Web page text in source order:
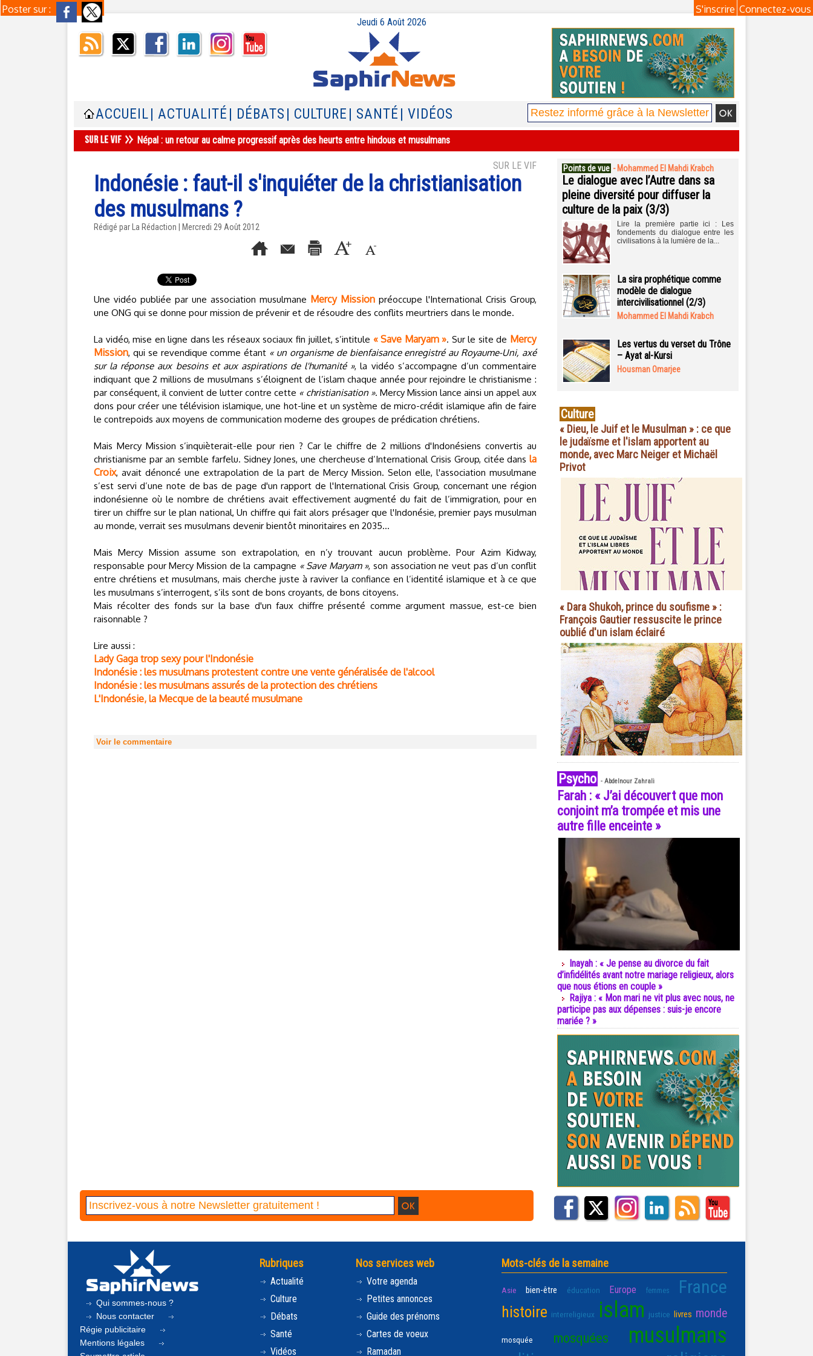
Poster sur : Connectez-vous
S'inscrire
Jeudi 6 Août 2026
ACCUEIL | ACTUALITÉ | DÉBATS | CULTURE | SANTÉ | VIDÉOS
Népal : un retour au calme progressif après des heurts entre hindous et musulmans
SUR LE VIF
Indonésie : faut-il s'inquiéter de la christianisation
des musulmans ?
Rédigé par La Rédaction | Mercredi 29 Août 2012
Une vidéo publiée par une association musulmane Mercy Mission préoccupe l'International Crisis Group,
une ONG qui se donne pour mission de prévenir et de résoudre des conflits meurtriers dans le monde.
La vidéo, mise en ligne dans les réseaux sociaux fin juillet, s’intitule « Save Maryam ». Sur le site de Mercy
Mission, qui se revendique comme étant « un organisme de bienfaisance enregistré au Royaume-Uni, axé
sur la réponse aux besoins et aux aspirations de l'humanité », la vidéo s’accompagne d’un commentaire
indiquant que 2 millions de musulmans s’éloignent de l’islam chaque année pour rejoindre le christianisme :
par conséquent, il convient de lutter contre cette « christianisation ». Mercy Mission lance ainsi un appel aux
dons pour créer une télévision islamique, une hot-line et un système de micro-crédit islamique afin de faire
le contrepoids aux moyens de communication moderne des groupes de prédication chrétiens.
Mais Mercy Mission s’inquièterait-elle pour rien ? Car le chiffre de 2 millions d'Indonésiens convertis au
christianisme par an semble farfelu. Sidney Jones, une chercheuse d’International Crisis Group, citée dans la
Croix, avait dénoncé une extrapolation de la part de Mercy Mission. Selon elle, l'association musulmane
s’est servi d’une note de bas de page d'un rapport de l'International Crisis Group, concernant une région
indonésienne où le nombre de chrétiens avait effectivement augmenté du fait de l’immigration, pour en
tirer un chiffre sur le plan national, Un chiffre qui fait alors présager que l'Indonésie, premier pays musulman
au monde, verrait ses musulmans devenir bientôt minoritaires en 2035...
Mais Mercy Mission assume son extrapolation, en n’y trouvant aucun problème. Pour Azim Kidway,
responsable pour Mercy Mission de la campagne « Save Maryam », son association ne veut pas d’un conflit
entre chrétiens et musulmans, mais cherche juste à raviver la confiance en l’identité islamique et à ce que
les musulmans s’interrogent, s’ils sont de bons croyants, de bons citoyens.
Mais récolter des fonds sur la base d'un faux chiffre présenté comme argument massue, est-ce bien
raisonnable ?
Lire aussi :
Lady Gaga trop sexy pour l'Indonésie
Indonésie : les musulmans protestent contre une vente généralisée de l'alcool
Indonésie : les musulmans assurés de la protection des chrétiens
L'Indonésie, la Mecque de la beauté musulmane
Voir le commentaire
Points de vue - Mohammed El Mahdi Krabch
Le dialogue avec l’Autre dans sa
pleine diversité pour diffuser la
culture de la paix (3/3)
Lire la première partie ici : Les
fondements du dialogue entre les
civilisations à la lumière de la...
La sira prophétique comme
modèle de dialogue
intercivilisationnel (2/3)
Mohammed El Mahdi Krabch
Les vertus du verset du Trône
– Ayat al-Kursi
Housman Omarjee
Culture
« Dieu, le Juif et le Musulman » : ce que
le judaïsme et l'islam apportent au
monde, avec Marc Neiger et Michaël
Privot
« Dara Shukoh, prince du soufisme » :
François Gautier ressuscite le prince
oublié d'un islam éclairé
Psycho - Abdelnour Zahrali
Farah : « J’ai découvert que mon
conjoint m’a trompée et mis une
autre fille enceinte »
Inayah : « Je pense au divorce du fait
d’infidélités avant notre mariage religieux, alors
que nous étions en couple »
Rajiya : « Mon mari ne vit plus avec nous, ne
participe pas aux dépenses : suis-je encore
mariée ? »
Qui sommes-nous ?
Nous contacter
Régie publicitaire
Mentions légales
Rubriques
Actualité
Culture
Débats
Santé
Vidéos
Nos services web
Votre agenda
Petites annonces
Guide des prénoms
Cartes de voeux
Ramadan
Mots-clés de la semaine
Asie bien-être éducation Europe femmes France
histoire interreligieux islam justice livres monde
mosquée mosquées musulmans